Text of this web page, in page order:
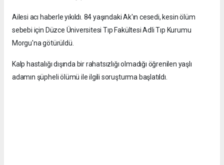
Ailesi acı haberle yıkıldı. 84 yaşındaki Ak'ın cesedi, kesin ölüm
sebebi için Düzce Üniversitesi Tıp Fakültesi Adli Tıp Kurumu
Morgu'na götürüldü.
Kalp hastalığı dışında bir rahatsızlığı olmadığı öğrenilen yaşlı
adamın şüpheli ölümü ile ilgili soruşturma başlatıldı.